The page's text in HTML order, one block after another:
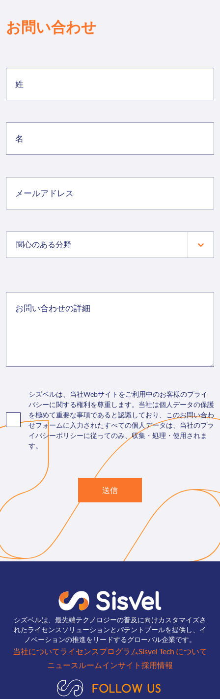
お問い合わせ
関心のある分野
シズベルは、当社Webサイトをご利用中のお客様のプライ
バシーに関する権利を尊重します。当社は個人データの保護
を極めて重要な事項であると認識しており、このお問い合わ
せフォームに入力されたすべての個人データは、当社のプラ
イバシーポリシーに従ってのみ、収集・処理・使用されま
す。
送信
シズベルは、最先端テクノロジーの普及に向けカスタマイズさ
れたライセンスソリューションとパテントプールを提供し、イ
ノベーションの推進をリードするグローバル企業です。
当社についてライセンスプログラムSisvel Tech について
ニュースルームインサイト 採用情報